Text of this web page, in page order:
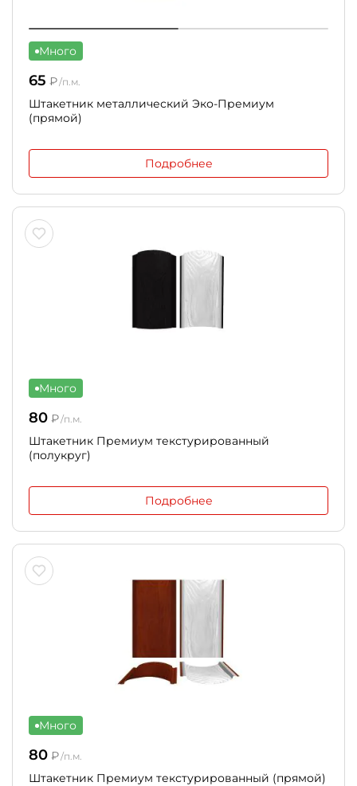
Много
65 ₽/п.м.
Штакетник металлический Эко-Премиум
(прямой)
Подробнее
Много
80 ₽/п.м.
Штакетник Премиум текстурированный
(полукруг)
Подробнее
Много
80 ₽/п.м.
Штакетник Премиум текстурированный (прямой)